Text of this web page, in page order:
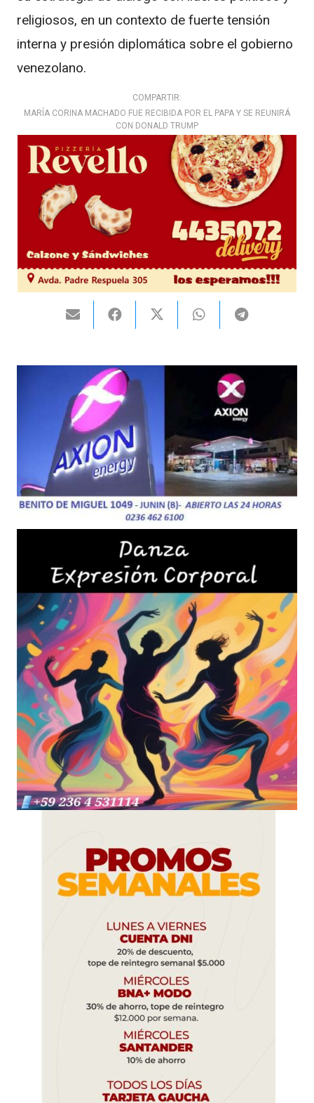
religiosos, en un contexto de fuerte tensión
interna y presión diplomática sobre el gobierno
venezolano.
COMPARTIR:
MARÍA CORINA MACHADO FUE RECIBIDA POR EL PAPA Y SE REUNIRÁ
CON DONALD TRUMP